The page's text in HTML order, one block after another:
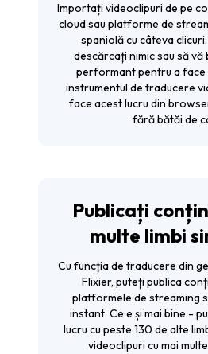
Importați videoclipuri de pe
cloud sau platforme de
spaniolă cu câteva
descărcați nimic sau să vă
performant pentru a face
instrumentul de traducere
face acest lucru din
fără bătăi de
Publicați
multe limbi
Cu funcția de traducere din
Flixier, puteți publica
platformele de streaming
instant. Ce e și mai bine -
lucru cu peste 130 de alte
videoclipuri cu mai